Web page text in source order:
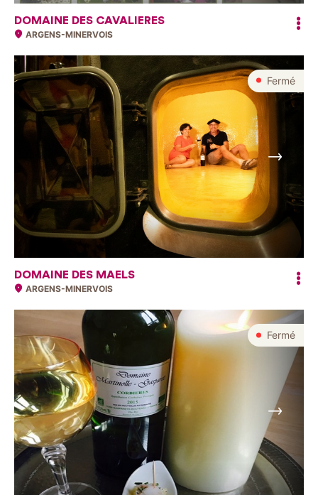
DOMAINE DES CAVALIERES
ARGENS-MINERVOIS
Fermé
Suivant
DOMAINE DES MAELS
ARGENS-MINERVOIS
Fermé
Suivant